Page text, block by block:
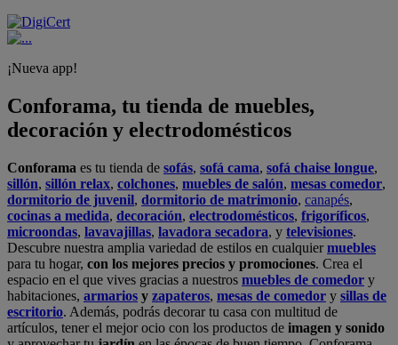
¡Nueva app!
Conforama, tu tienda de muebles,
decoración y electrodomésticos
Conforama es tu tienda de sofás, sofá cama, sofá chaise longue,
sillón, sillón relax, colchones, muebles de salón, mesas comedor,
dormitorio de juvenil, dormitorio de matrimonio, canapés,
cocinas a medida, decoración, electrodomésticos, frigoríficos,
microondas, lavavajillas, lavadora secadora, y televisiones.
Descubre nuestra amplia variedad de estilos en cualquiermuebles
para tu hogar, con los mejores precios y promociones. Crea el
espacio en el que vives gracias a nuestros muebles de comedor y
habitaciones, armarios y zapateros, mesas de comedor y sillas de
escritorio. Además, podrás decorar tu casa con multitud de
artículos, tener el mejor ocio con los productos de imagen y sonido